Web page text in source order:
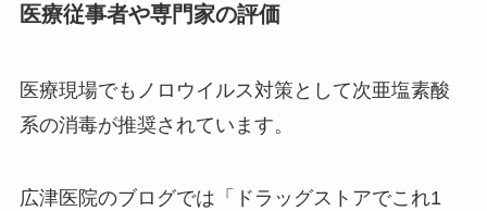
医療従事者や専門家の評価
医療現場でもノロウイルス対策として次亜塩素酸
系の消毒が推奨されています。
広津医院のブログでは「ドラッグストアでこれ1